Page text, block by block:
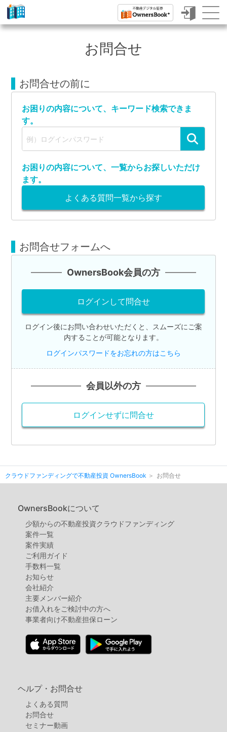
ク
ド
フ
で
動
産
OwnersBook
お問合せ
お問合せの前に
お困りの内容について、 キーワード検索できま
す。
お困りの内容について、一覧からお探しいただけ
ます。
よくある質問一覧から探す
お問合せフォームへ
OwnersBook会員の方
ログインして問合せ
ログイン後にお問い合わせいただくと、スムーズにご案
内することが可能となります。
ログインパスワードをお忘れの方はこちら
会員以外の方
ログインせずに問合せ
クラウドファンディングで不動産投資 OwnersBook お問合せ
OwnersBookについて
少額からの不動産投資クラウドファンディング
案件⼀覧
案件実績
ご利用ガイド
手数料一覧
お知らせ
会社紹介
主要メンバー紹介
お借入れをご検討中の方へ
事業者向け不動産担保ローン
ヘルプ・お問合せ
よくある質問
お問合せ
セミナー動画